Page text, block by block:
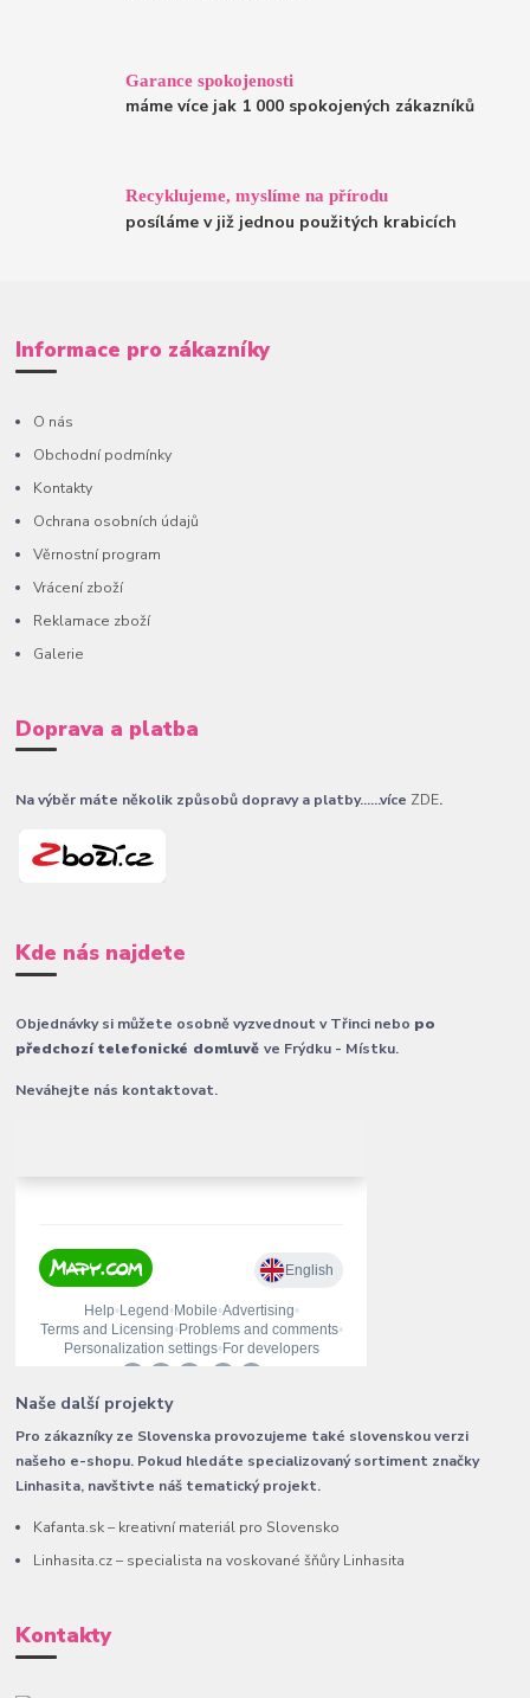
Garance spokojenosti
máme více jak 1 000 spokojených zákazníků
Recyklujeme, myslíme na přírodu
posíláme v již jednou použitých krabicích
Informace pro zákazníky
O nás
Obchodní podmínky
Kontakty
Ochrana osobních údajů
Věrnostní program
Vrácení zboží
Reklamace zboží
Galerie
Doprava a platba
Na výběr máte několik způsobů dopravy a platby......více ZDE.
Kde nás najdete
Objednávky si můžete osobně vyzvednout v Třinci nebo po
předchozí telefonické domluvěve Frýdku - Místku.
Neváhejte nás kontaktovat.
Naše další projekty
Pro zákazníky ze Slovenska provozujeme také slovenskou verzi
našeho e-shopu. Pokud hledáte specializovaný sortiment značky
Linhasita, navštivte náš tematický projekt.
Kafanta.sk – kreativní materiál pro Slovensko
Linhasita.cz – specialista na voskované šňůry Linhasita
Kontakty